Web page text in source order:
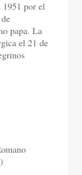
por el
papa. La
el 21 de